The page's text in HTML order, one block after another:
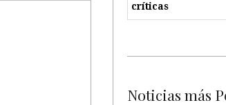
críticas
Noticias más